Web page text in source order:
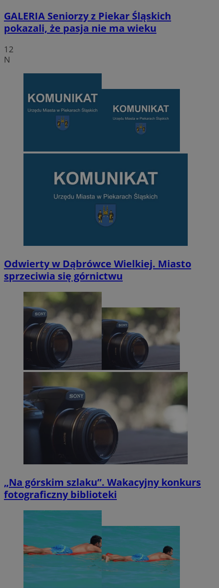
GALERIA Seniorzy z Piekar Śląskich
pokazali, że pasja nie ma wieku
12
N
Odwierty w Dąbrówce Wielkiej. Miasto
sprzeciwia się górnictwu
„Na górskim szlaku”. Wakacyjny konkurs
fotograficzny biblioteki